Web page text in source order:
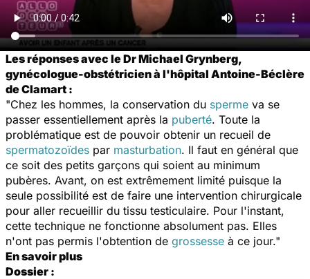
Les réponses avec le Dr Michael Grynberg,
gynécologue-obstétricien à l'hôpital Antoine-Béclère
de Clamart :
"Chez les hommes, la conservation du sperme va se
passer essentiellement après la puberté. Toute la
problématique est de pouvoir obtenir un recueil de
spermatozoïdes par masturbation. Il faut en général que
ce soit des petits garçons qui soient au minimum
pubères. Avant, on est extrêmement limité puisque la
seule possibilité est de faire une intervention chirurgicale
pour aller recueillir du tissu testiculaire. Pour l'instant,
cette technique ne fonctionne absolument pas. Elles
n'ont pas permis l'obtention de grossesse à ce jour."
En savoir plus
Dossier :